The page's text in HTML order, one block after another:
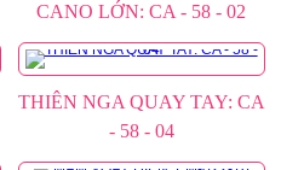
CANO LỚN: CA - 58 - 02
THIÊN NGA QUAY TAY: CA
- 58 - 04